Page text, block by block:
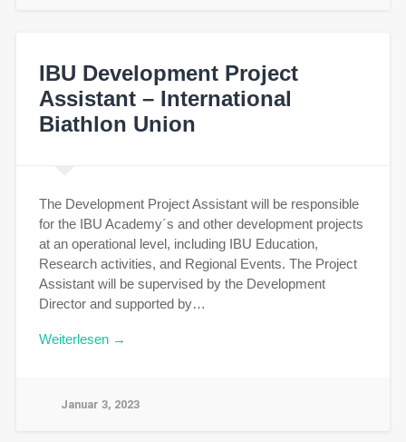
IBU Development Project
Assistant – International
Biathlon Union
The Development Project Assistant will be responsible
for the IBU Academy´s and other development projects
at an operational level, including IBU Education,
Research activities, and Regional Events. The Project
Assistant will be supervised by the Development
Director and supported by…
Weiterlesen →
Januar 3, 2023